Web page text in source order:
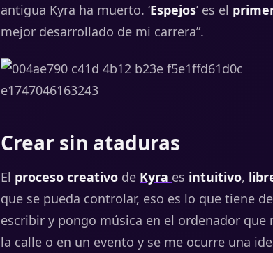
antigua Kyra ha muerto. ‘Espejos’ es el
mejor desarrollado de mi carrera”.
Crear sin ataduras
El proceso creativo de Kyra es intuitivo,
que se pueda controlar, eso es lo que tiene
escribir y pongo música en el ordenador que
la calle o en un evento y se me ocurre una